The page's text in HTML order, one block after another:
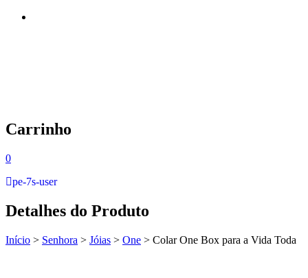
Carrinho
0
pe-7s-user
Detalhes do Produto
Início > Senhora > Jóias > One > Colar One Box para a Vida Toda